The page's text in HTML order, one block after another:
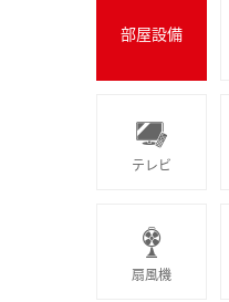
部屋設備
テレビ
扇風機